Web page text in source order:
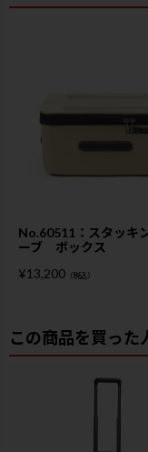
No.60511：スタッキ
ーブ ボックス
¥13,200 （税込）
この商品を買った